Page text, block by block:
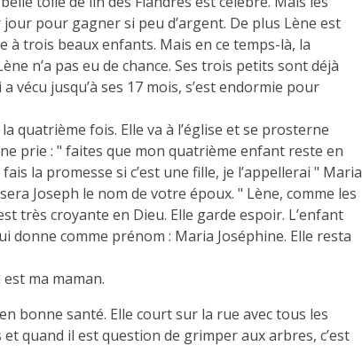
pour gagner si peu d’argent. De plus Lène est
à trois beaux enfants. Mais en ce temps-là, la
n’a pas eu de chance. Ses trois petits sont déjà
vécu jusqu’à ses 17 mois, s’est endormie pour
quatrième fois. Elle va à l’église et se prosterne
prie : " faites que mon quatrième enfant reste en
la promesse si c’est une fille, je l’appellerai " Maria
Joseph le nom de votre époux. " Lène, comme les
très croyante en Dieu. Elle garde espoir. L’enfant
donne comme prénom : Maria Joséphine. Elle resta
ma maman.
bonne santé. Elle court sur la rue avec tous les
quand il est question de grimper aux arbres, c’est